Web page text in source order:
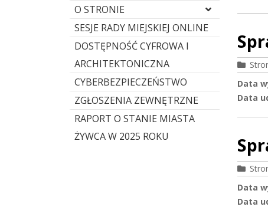
O STRONIE
SESJE RADY MIEJSKIEJ ONLINE
DOSTĘPNOŚĆ CYFROWA I
ARCHITEKTONICZNA
CYBERBEZPIECZEŃSTWO
ZGŁOSZENIA ZEWNĘTRZNE
RAPORT O STANIE MIASTA
ŻYWCA W 2025 ROKU
Data
Data
Data
Data